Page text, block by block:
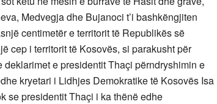
Medvegja dhe Bujanoci t’i bashkëngjiten
centimetër e territorit të Republikës së
cep i territorit të Kosovës, si parakusht për
e presidentit Thaçi përndryshimin e
kryetari i Lidhjes Demokratike të Kosovës Isa
se presidentit Thaçi i ka thënë edhe